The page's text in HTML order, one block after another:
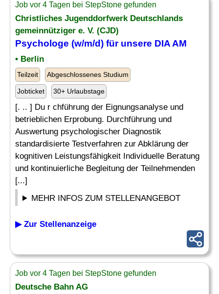
Job vor 4 Tagen bei StepStone gefunden
Christliches Jugenddorfwerk Deutschlands
gemeinnütziger e. V. (CJD)
Psychologe (w/m/d) für unsere DIA AM
• Berlin
Teilzeit Abgeschlossenes Studium
Jobticket 30+ Urlaubstage
[. .. ] Du r chführung der Eignungsanalyse und
betrieblichen Erprobung. Durchführung und
Auswertung psychologischer Diagnostik
standardisierte Testverfahren zur Abklärung der
kognitiven Leistungsfähigkeit Individuelle Beratung
und kontinuierliche Begleitung der Teilnehmenden
[...]
MEHR INFOS ZUM STELLENANGEBOT
▶ Zur Stellenanzeige
Job vor 4 Tagen bei StepStone gefunden
Deutsche Bahn AG